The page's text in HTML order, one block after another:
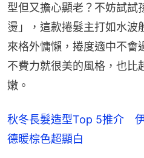
型但又擔心顯老？不妨試試
燙」，這款捲髮主打如水波
來格外慵懶，捲度適中不會
不費力就很美的風格，也比
嫩。
秋冬長髮造型Top 5推介
德暖棕色超顯白